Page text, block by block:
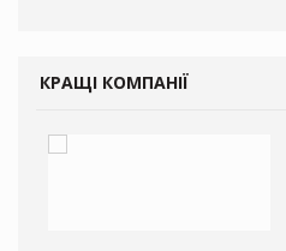
КРАЩІ КОМПАНІЇ